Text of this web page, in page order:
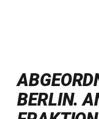
BERLIN.